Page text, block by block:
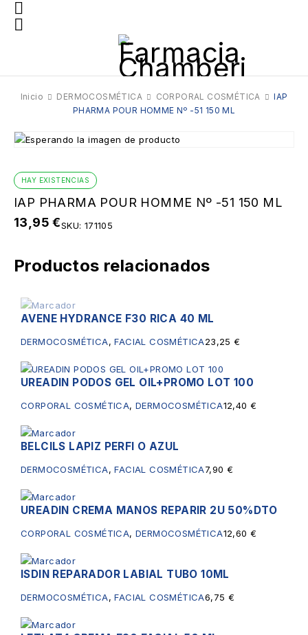
Inicio DERMOCOSMÉTICA CORPORAL COSMÉTICA
IAP
PHARMA POUR HOMME Nº -51 150 ML
HAY EXISTENCIAS
IAP PHARMA POUR HOMME Nº -51 150 ML
13,95€SKU: 171105
Productos relacionados
Sin existencias
AVENE HYDRANCE F30 RICA 40 ML
DERMOCOSMÉTICA,FACIAL COSMÉTICA23,25€
UREADIN PODOS GEL OIL+PROMO LOT 100
CORPORAL COSMÉTICA,DERMOCOSMÉTICA12,40€
BELCILS LAPIZ PERFI O AZUL
DERMOCOSMÉTICA,FACIAL COSMÉTICA7,90 €
UREADIN CREMA MANOS REPARIR 2U 50%DTO
CORPORAL COSMÉTICA,DERMOCOSMÉTICA12,60€
ISDIN REPARADOR LABIAL TUBO 10ML
DERMOCOSMÉTICA,FACIAL COSMÉTICA6,75 €